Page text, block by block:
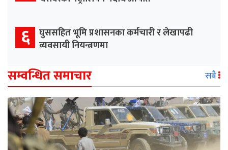
६ घुससहित भूमि प्रशासनका कर्मचारी र लेखापढी
व्यवसायी नियन्त्रणमा
सम्वन्धित समाचार सबै